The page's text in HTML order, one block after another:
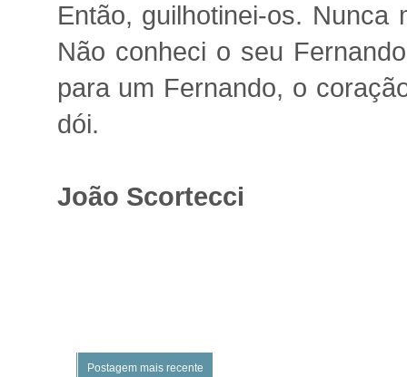
Então, guilhotinei-os.
Não conheci o seu
para um Fernando, o
dói.
João Scortecci
Postagem mais recente